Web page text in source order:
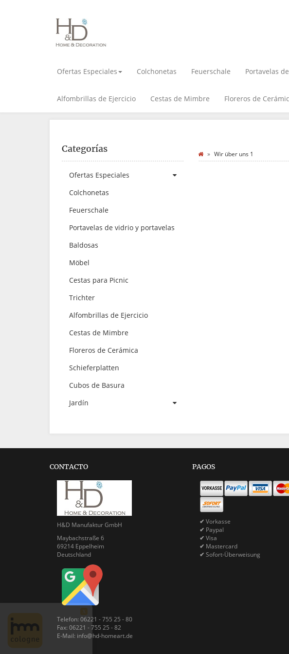
Ofertas Especiales Colchonetas Feuerschale Portavelas
Alfombrillas de Ejercicio Cestas de Mimbre Floreros de
Wir über uns 1
Categorías
Ofertas Especiales
Colchonetas
Feuerschale
Portavelas de vidrio y portavelas
Baldosas
Möbel
Cestas para Picnic
Trichter
Alfombrillas de Ejercicio
Cestas de Mimbre
Floreros de Cerámica
Schieferplatten
Cubos de Basura
Jardín
CONTACTO
H&D Manufaktur GmbH
Maybachstraße 6
69214 Eppelheim
Deutschland
Telefon: 06221 - 755 25 - 80
Fax: 06221 - 755 25 - 82
E-Mail: info@hd-homeart.de
PAGOS
✔ Vorkasse
✔ Paypal
✔ Visa
✔ Mastercard
✔ Sofort-Überweisung